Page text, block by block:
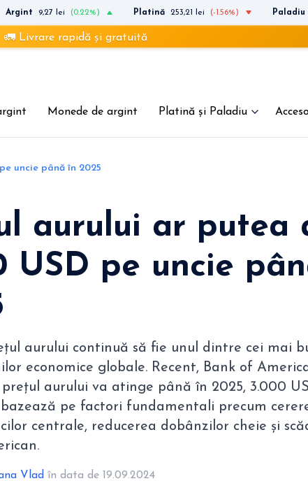
Argint 9,27 lei (0.22%) Platină 253,21 lei (-1.56%) Paladiu
rapidă și gratuită
Monede de argint Platină și Paladiu
uncie până în 2025
aurului ar putea
USD pe uncie
aurului continuă să fie unul dintre cei mai
economice globale. Recent, Bank of
aurului va atinge până în 2025, 3.000
pe factori fundamentali precum
centrale, reducerea dobânzilor cheie și
Vlad în data de 19.09.2024